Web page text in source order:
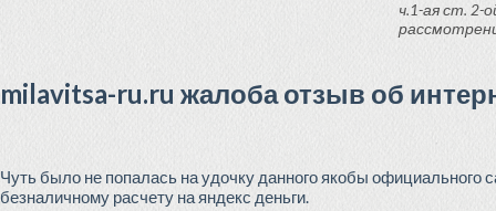
ч.1-ая ст. 2-
milavitsa-ru.ru жалоба отзыв об
Чуть было не попалась на удочку данного якобы
безналичному расчету на яндекс деньги.